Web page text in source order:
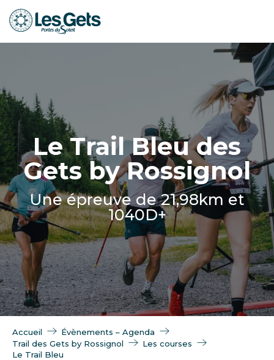
Aller
au
Le Trail Bleu des
Gets by Rossignol
Une épreuve de 21,98km et
1040D+
Accueil
Évènements – Agenda
Trail des Gets by Rossignol
Les courses
Le Trail Bleu